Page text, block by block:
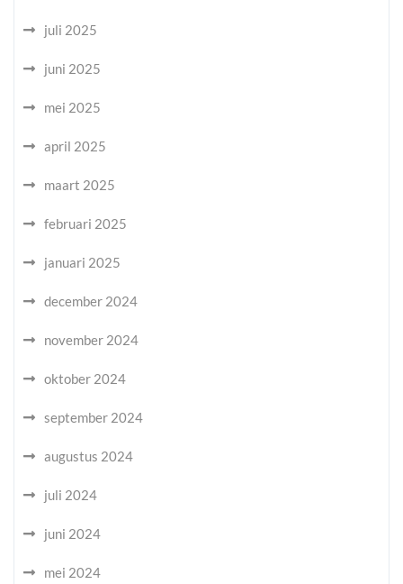
juli 2025
juni 2025
mei 2025
april 2025
maart 2025
februari 2025
januari 2025
december 2024
november 2024
oktober 2024
september 2024
augustus 2024
juli 2024
juni 2024
mei 2024